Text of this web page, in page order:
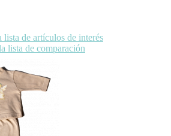
lista de artículos de interés
lista de comparación